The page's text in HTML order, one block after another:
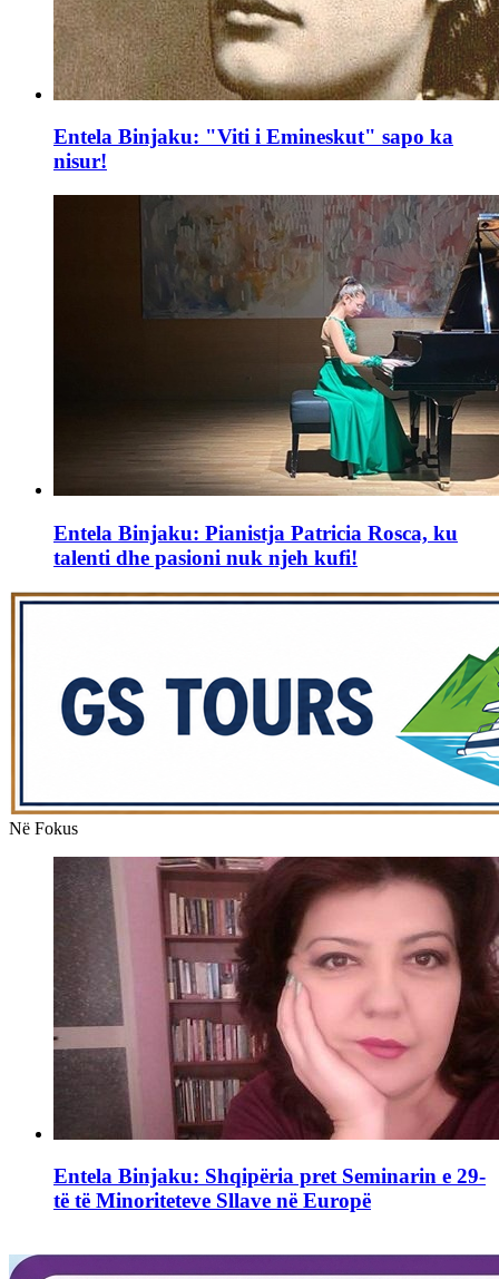
Entela Binjaku: "Viti i Emineskut" sapo ka
nisur!
Entela Binjaku: Pianistja Patricia Rosca, ku
talenti dhe pasioni nuk njeh kufi!
Në Fokus
Entela Binjaku: Shqipëria pret Seminarin e 29-
të të Minoriteteve Sllave në Europë